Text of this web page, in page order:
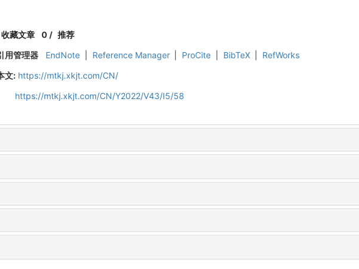
收藏文章 0 /推荐
用管理器
EndNote Reference Manager ProCite BibTeX
RefWorks
文: https://mtkj.xkjt.com/CN/
https://mtkj.xkjt.com/CN/Y2022/V43/I5/58